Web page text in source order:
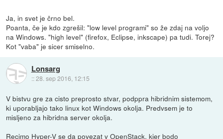
Ja, in svet je črno bel.
Poanta, če je kdo zgrešil: "low level programi" so že zdaj na voljo
na Windows. "high level" (firefox, Eclipse, inkscape) pa tudi. Torej?
Kot "vaba" je sicer smiselno.
Lonsarg
::28. sep 2016, 12:15
V bistvu gre za cisto preprosto stvar, podppra hibridnim sistemom,
ki uporabljajo tako linux kot Windows okolja. Predvsem je to
misljeno za hibridna server okolja.
Recimo Hyper-V se da povezat v OpenStack, kjer bodo